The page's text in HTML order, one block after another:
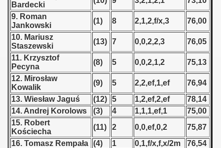
Bardecki
9. Roman
Jankowski
(1) 8 2,1,2,f/x,3
76,00
10. Mariusz
Staszewski
(13) 7 0,0,2,2,3
76,05
11. Krzysztof
Pecyna
(8) 5 0,0,2,1,2
75,13
12. Mirosław
Kowalik
(9) 5 2,2,ef,1,ef
76,94
13. Wiesław Jaguś
(12) 5 1,2,ef,2,ef
78,14
14. Andrej Korolows
(3) 4 1,1,1,ef,1
75,00
15. Robert
Kościecha
(11) 2 0,0,ef,0,2
75,87
16. Tomasz Rempała (4) 1 0,1,f/x,f,x/2m
76,54
1946